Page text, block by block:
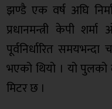
झण्डै एक वर्ष अघि
प्रधानमन्त्री केपी
पूर्वनिर्धारित समयभन्दा
भएको थियो । यो पुलको
मिटर छ ।